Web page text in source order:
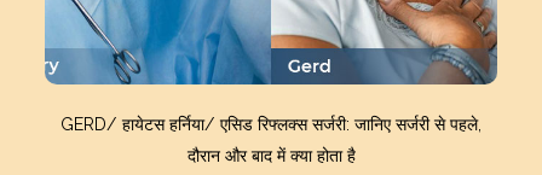
GERD/ हायेटस हर्निया/ एसिड रिफ्लक्स सर्जरी: जानिए सर्जरी से पहले,
दौरान और बाद में क्या होता है